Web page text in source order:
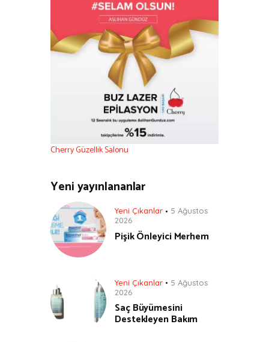
Cherry Güzellik Salonu
Yeni yayınlananlar
Yeni Çıkanlar
5 Ağustos
2026
Pişik Önleyici Merhem
Yeni Çıkanlar
5 Ağustos
2026
Saç Büyümesini
Destekleyen Bakım